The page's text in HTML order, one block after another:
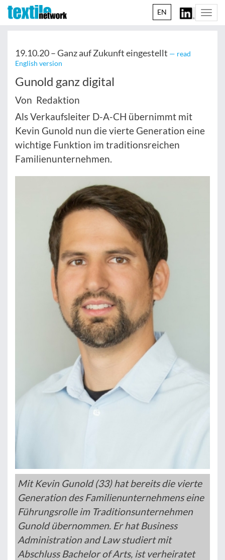
EN
19.10.20 –Ganz auf Zukunft eingestellt — read
English version
Gunold ganz digital
Von Redaktion
Als Verkaufsleiter D-A-CH übernimmt mit
Kevin Gunold nun die vierte Generation eine
wichtige Funktion im traditionsreichen
Familienunternehmen.
Mit Kevin Gunold (33) hat bereits die vierte
Generation des Familienunternehmens eine
Führungsrolle im Traditionsunternehmen
Gunold übernommen. Er hat Business
Administration and Law studiert mit
Abschluss Bachelor of Arts, ist verheiratet